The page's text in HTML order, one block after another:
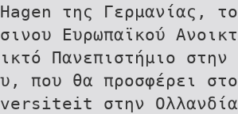
της Γερµανίας,
Ευρωπαϊκού
Πανεπιστήµιο
που θα προσφέρει
στην